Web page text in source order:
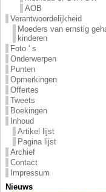
AOB
Verantwoordelijkheid
Moeders van ernstig
kinderen
Foto ' s
Onderwerpen
Punten
Opmerkingen
Offertes
Tweets
Boekingen
Inhoud
Artikel lijst
Pagina lijst
Archief
Contact
Impressum
Nieuws